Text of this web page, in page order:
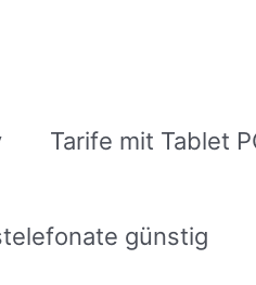
Tarife mit Tablet
günstig